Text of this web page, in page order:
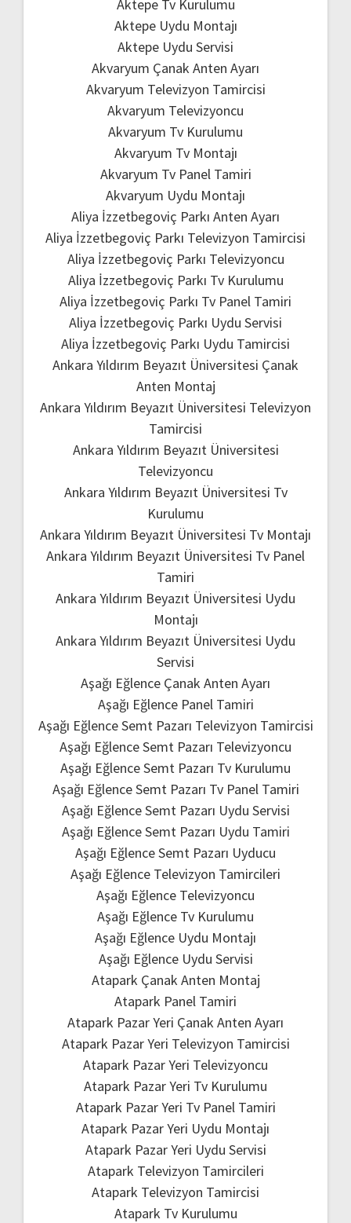
Aktepe Tv Kurulumu
Aktepe Uydu Montajı
Aktepe Uydu Servisi
Akvaryum Çanak Anten Ayarı
Akvaryum Televizyon Tamircisi
Akvaryum Televizyoncu
Akvaryum Tv Kurulumu
Akvaryum Tv Montajı
Akvaryum Tv Panel Tamiri
Akvaryum Uydu Montajı
Aliya İzzetbegoviç Parkı Anten Ayarı
Aliya İzzetbegoviç Parkı Televizyon Tamircisi
Aliya İzzetbegoviç Parkı Televizyoncu
Aliya İzzetbegoviç Parkı Tv Kurulumu
Aliya İzzetbegoviç Parkı Tv Panel Tamiri
Aliya İzzetbegoviç Parkı Uydu Servisi
Aliya İzzetbegoviç Parkı Uydu Tamircisi
Ankara Yıldırım Beyazıt Üniversitesi Çanak
Anten Montaj
Ankara Yıldırım Beyazıt Üniversitesi Televizyon
Tamircisi
Ankara Yıldırım Beyazıt Üniversitesi
Televizyoncu
Ankara Yıldırım Beyazıt Üniversitesi Tv
Kurulumu
Ankara Yıldırım Beyazıt Üniversitesi Tv Montajı
Ankara Yıldırım Beyazıt Üniversitesi Tv Panel
Tamiri
Ankara Yıldırım Beyazıt Üniversitesi Uydu
Montajı
Ankara Yıldırım Beyazıt Üniversitesi Uydu
Servisi
Aşağı Eğlence Çanak Anten Ayarı
Aşağı Eğlence Panel Tamiri
Aşağı Eğlence Semt Pazarı Televizyon Tamircisi
Aşağı Eğlence Semt Pazarı Televizyoncu
Aşağı Eğlence Semt Pazarı Tv Kurulumu
Aşağı Eğlence Semt Pazarı Tv Panel Tamiri
Aşağı Eğlence Semt Pazarı Uydu Servisi
Aşağı Eğlence Semt Pazarı Uydu Tamiri
Aşağı Eğlence Semt Pazarı Uyducu
Aşağı Eğlence Televizyon Tamircileri
Aşağı Eğlence Televizyoncu
Aşağı Eğlence Tv Kurulumu
Aşağı Eğlence Uydu Montajı
Aşağı Eğlence Uydu Servisi
Atapark Çanak Anten Montaj
Atapark Panel Tamiri
Atapark Pazar Yeri Çanak Anten Ayarı
Atapark Pazar Yeri Televizyon Tamircisi
Atapark Pazar Yeri Televizyoncu
Atapark Pazar Yeri Tv Kurulumu
Atapark Pazar Yeri Tv Panel Tamiri
Atapark Pazar Yeri Uydu Montajı
Atapark Pazar Yeri Uydu Servisi
Atapark Televizyon Tamircileri
Atapark Televizyon Tamircisi
Atapark Tv Kurulumu